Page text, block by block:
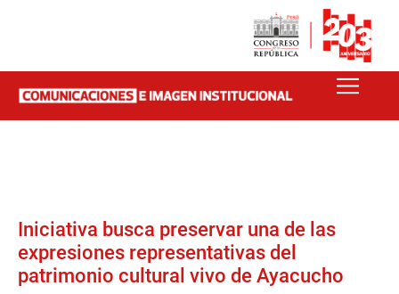
Iniciativa busca preservar una de las
expresiones representativas del
patrimonio cultural vivo de Ayacucho